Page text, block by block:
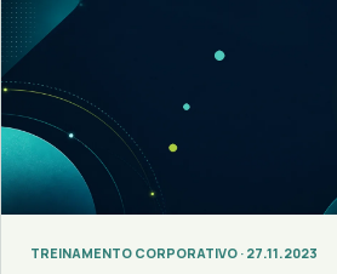
TREINAMENTO CORPORATIVO · 27.11.2023